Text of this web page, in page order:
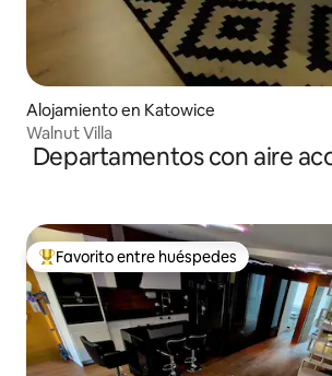
Alojamiento en Katowice
Walnut Villa
Departamentos con aire
Favorito entre los huéspedes más
Favorito entre huéspedes